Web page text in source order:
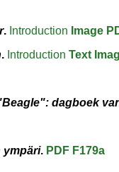
. Introduction Image
. Introduction Text
dagboek
ympäri. PDF F179a